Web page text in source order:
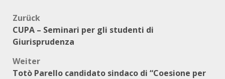
Beitragsnavigation
Zurück
CUPA – Seminari per gli studenti di
Giurisprudenza
Weiter
Totò Parello candidato sindaco di “Coesione per